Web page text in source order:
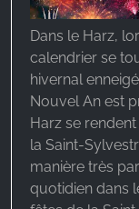
Dans le Harz,
calendrier se
hivernal
Nouvel An est
Harz se
la Saint-
manière très
quotidien dans